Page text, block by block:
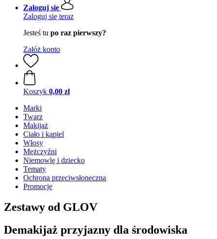
Zaloguj się
Zaloguj się teraz
Jesteś tu po raz pierwszy?
Załóż konto
Koszyk 0,00 zł
Marki
Twarz
Makijaż
Ciało i kąpiel
Włosy
Mężczyźni
Niemowlę i dziecko
Tematy
Ochrona przeciwsłoneczna
Promocje
Zestawy od GLOV
Demakijaż przyjazny dla środowiska